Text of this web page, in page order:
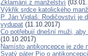
Zklamání z manželství
Výkřik srdce katolického
P. Ján Viglaš: Rodičovství je
vydupat (11.10.2017)
Co potřebují dnešní muži,
(10.10.2017)
Namísto antikoncepce je zde
Svatý páter Pio o antikoncepci